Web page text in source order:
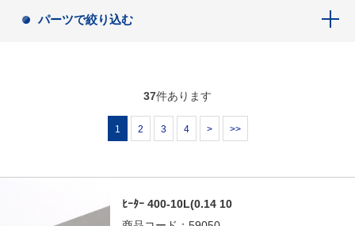
パーツで絞り込む
37件あります
1 2 3 4 > >>
ﾋｰﾀｰ 400-10L(0.14 10